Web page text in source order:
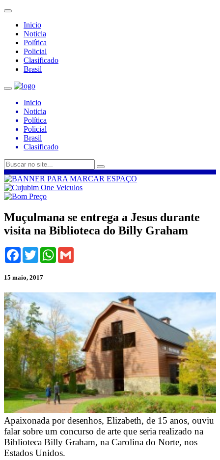
Inicio
Noticia
Política
Policial
Clasificado
Brasil
Inicio
Noticia
Política
Policial
Brasil
Clasificado
Muçulmana se entrega a Jesus durante
visita na Biblioteca do Billy Graham
Facebook
TwitterWhatsApp
15 maio, 2017
Apaixonada por desenhos, Elizabeth, de 15 anos, ouviu
falar sobre um concurso de arte que seria realizado na
Biblioteca Billy Graham, na Carolina do Norte, nos
Estados Unidos.